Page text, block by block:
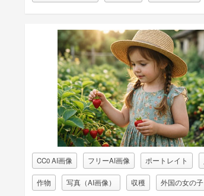
CC0 AI画像 フリーAI画像 ポートレイト
作物 写真（AI画像） 収穫 外国の女の子